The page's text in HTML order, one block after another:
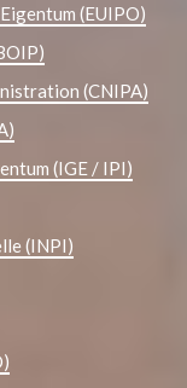
(EUIPO)
(CNIPA)
(IGE / IPI)
(INPI)